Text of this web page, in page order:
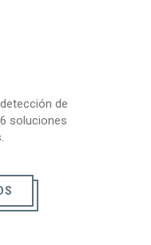
de
soluciones